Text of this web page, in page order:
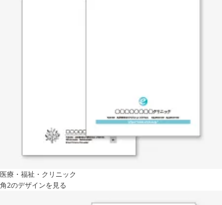
医療・福祉・クリニック
角2のデザインを見る